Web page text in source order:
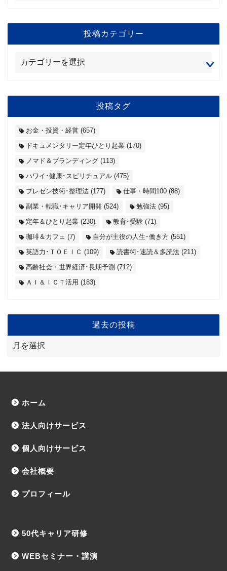
投稿カテゴリー
投稿タグ
お金・投資・経営 (657)
ドキュメンタリー定年ひとり起業 (170)
ノマド＆ブランディング (113)
ハワイ･健康･スピリチュアル (475)
プレゼン技術･整理法 (177) 仕事・時間100 (88)
副業・転職･キャリア開発 (524) 勉強法 (95)
定年＆ひとり起業 (230) 教育･受験 (71)
珈琲＆カフェ (7) 自分が主役の人生･働き方 (551)
英語力･ＴＯＥＩＣ (109) 読書術･速読＆多読法 (211)
高齢社会・世界経済･長期予測 (712)
ＡＩ＆ＩＣＴ活用 (183)
過去の投稿
ホーム
法人向けサービス
個人向けサービス
会社概要
プロフィール
50代キャリア研修
WEBセミナー・講演